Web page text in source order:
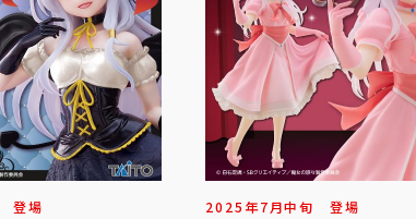
登場 2025年7月中旬 登場